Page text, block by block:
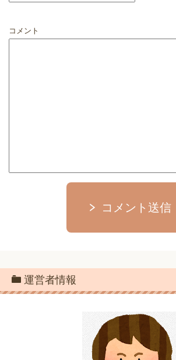
コメント
コメント送信
運営者情報